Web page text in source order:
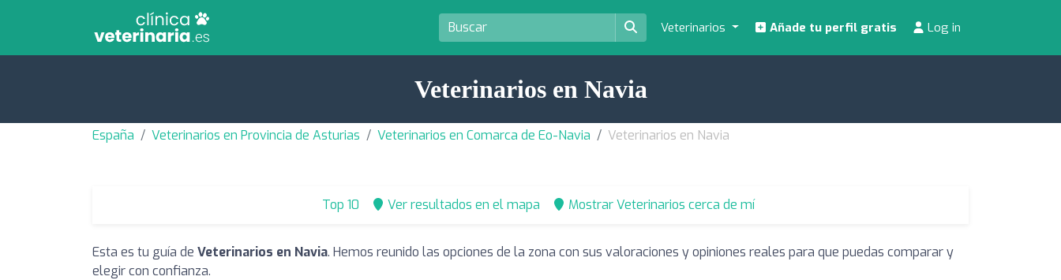
Veterinarios Añade tu perfil gratis Log in
Veterinarios en Navia
España Veterinarios en Provincia de Asturias Veterinarios en Comarca de Eo-Navia Veterinarios en Navia
Top 10 Ver resultados en el mapa Mostrar Veterinarios cerca de mí
Esta es tu guía de Veterinarios en Navia. Hemos reunido las opciones de la zona con sus valoraciones y opiniones reales para que puedas comparar y
elegir con confianza.